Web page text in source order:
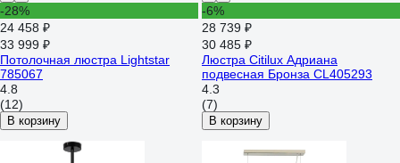
-28%
24 458 ₽
33 999 ₽
Потолочная люстра Lightstar
785067
4.8
(12)
В корзину
-6%
28 739 ₽
30 485 ₽
Люстра Citilux Адриана
подвесная Бронза CL405293
4.3
(7)
В корзину